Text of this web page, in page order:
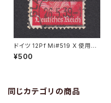
ドイツ 12Pf Mi#519 X 使用済
み切手｜GLADBECK 26.5.19
39
¥500
同じカテゴリの商品